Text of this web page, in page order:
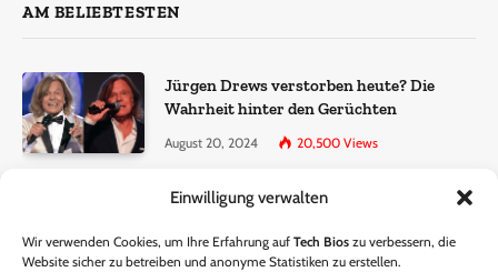
Einwilligung verwalten
Wir verwenden Cookies, um Ihre Erfahrung auf Tech Bios zu verbessern, die
Website sicher zu betreiben und anonyme Statistiken zu erstellen.
AM BELIEBTESTEN
Jürgen Drews verstorben heute? Die
Wahrheit hinter den Gerüchten
August 20, 2024 20,500 Views
Ralf Dammasch Traueranzeige:
June 26, 2024 13,286Views